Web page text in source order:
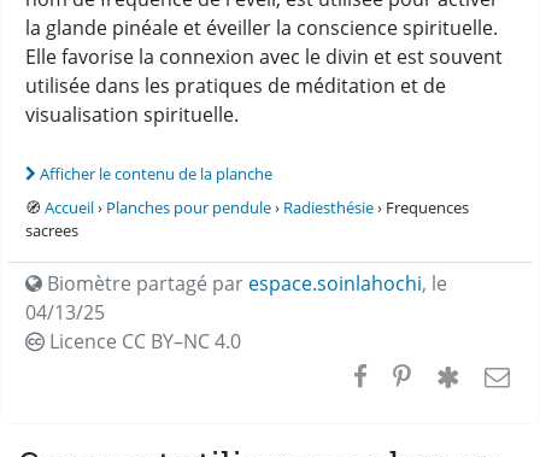
la glande pinéale et éveiller la conscience spirituelle.
Elle favorise la connexion avec le divin et est souvent
utilisée dans les pratiques de méditation et de
visualisation spirituelle.
Afficher le contenu de la planche
🧭 Accueil› Planches pour pendule› Radiesthésie› Frequences
sacrees
Biomètre partagé par espace.soinlahochi, le
04/13/25
Licence CC BY–NC 4.0